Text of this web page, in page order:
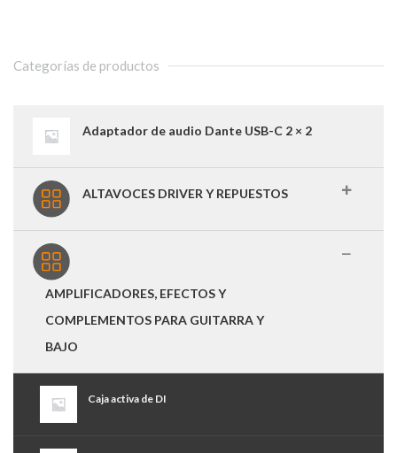
Categorías de productos
Adaptador de audio Dante USB-C 2 × 2
ALTAVOCES DRIVER Y REPUESTOS
AMPLIFICADORES, EFECTOS Y
COMPLEMENTOS PARA GUITARRA Y
BAJO
Caja activa de DI